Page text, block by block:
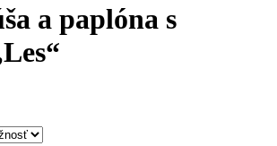
a paplóna s